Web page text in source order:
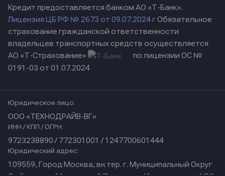
Кредит предоставляется банком АО «Т-Банк».
Лицензия ЦБ РФ № 2673 от 09.07.2024 гОбязательное
страхование гражданской ответственности
владельцев транспортных средств осуществляется
АО «Т-Страхование»
по лицензии ОС №
0191-03 от 01.07.2024
Юридическое лицо:
ООО «ТЕХНОДРАЙВ-ВГ»
ИНН / КПП / ОГРН:
9723238890 / 772301001 / 1247700601444
Юридический адрес:
109559, Город Москва, вн.тер. г. Муниципальный Округ